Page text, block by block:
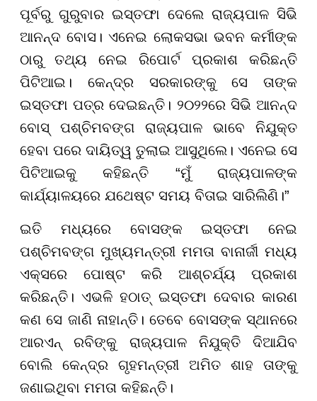
ପୂର୍ବରୁ ଗୁରୁବାର ଇସ୍ତଫା ଦେଲେ ରାଜ୍ୟପାଳ ସିଭି
ଆନନ୍ଦ ବୋସ। ଏନେଇ ଲୋକସଭା ଭବନ କର୍ମୀଙ୍କ
ଠାରୁ ତଥ୍ୟ ନେଇ ରିପୋର୍ଟ ପ୍ରକାଶ କରିଛନ୍ତି
ପିଟିଆଇ। କେନ୍ଦ୍ର ସରକାରଙ୍କୁ ସେ ତାଙ୍କ
ଇସ୍ତଫା ପତ୍ର ଦେଇଛନ୍ତି। ୨୦୨୨ରେ ସିଭି ଆନନ୍ଦ
ବୋସ୍ ପଶ୍ଚିମବଙ୍ଗ ରାଜ୍ୟପାଳ ଭାବେ ନିଯୁକ୍ତ
ହେବା ପରେ ଦାୟିତ୍ୱ ତୁଲାଇ ଆସୁଥିଲେ। ଏନେଇ ସେ
ପିଟିଆଇକୁ କହିଛନ୍ତି “ମୁଁ ରାଜ୍ୟପାଳଙ୍କ
କାର୍ଯ୍ୟାଳୟରେ ଯଥେଷ୍ଟ ସମୟ ବିତାଇ ସାରିଲିଣି।”
ଇତି ମଧ୍ୟରେ ବୋସଙ୍କ ଇସ୍ତଫା ନେଇ
ପଶ୍ଚିମବଙ୍ଗ ମୁଖ୍ୟମନ୍ତ୍ରୀ ମମତା ବାନାର୍ଜୀ ମଧ୍ୟ
ଏକ୍ସରେ ପୋଷ୍ଟ କରି ଆଶ୍ଚର୍ଯ୍ୟ ପ୍ରକାଶ
କରିଛନ୍ତି। ଏଭଳି ହଠାତ୍ ଇସ୍ତଫା ଦେବାର କାରଣ
କଣ ସେ ଜାଣି ନାହାନ୍ତି। ତେବେ ବୋସଙ୍କ ସ୍ଥାନରେ
ଆରଏନ୍ ରବିଙ୍କୁ ରାଜ୍ୟପାଳ ନିଯୁକ୍ତି ଦିଆଯିବ
ବୋଲି କେନ୍ଦ୍ର ଗୃହମନ୍ତ୍ରୀ ଅମିତ ଶାହ ତାଙ୍କୁ
ଜଣାଇଥିବା ମମତା କହିଛନ୍ତି।